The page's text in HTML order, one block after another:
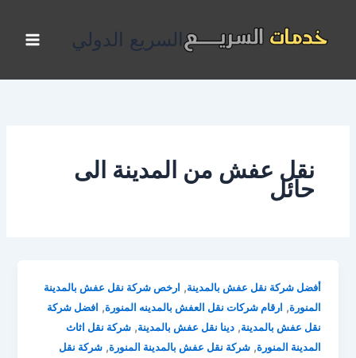
المحتوى
السريع الدولي
نقل عفش من المدينة الى
حائل
أفضل شركة نقل عفش بالمدينة, ارخص شركة نقل عفش بالمدينة
المنورة, ارقام شركات نقل العفش بالمدينه المنورة, افضل شركة
نقل عفش بالمدينة,دينا نقل عفش بالمدينة,شركة نقل اثاث
المدينة المنورة,شركة نقل عفش بالمدينة المنورة,شركة نقل